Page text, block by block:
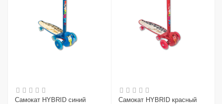
Самокат HYBRID синий Самокат HYBRID красный